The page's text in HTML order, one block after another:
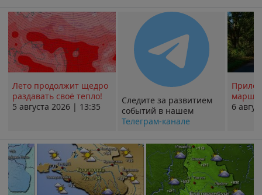
Лето продолжит щедро
раздавать своё тепло!
5 августа 2026 | 13:35
Следите за развитием
событий в нашем
Телеграм-канале
6